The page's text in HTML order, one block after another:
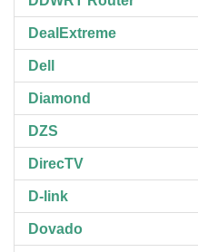
DealExtreme
Dell
Diamond
DZS
DirecTV
D-link
Dovado